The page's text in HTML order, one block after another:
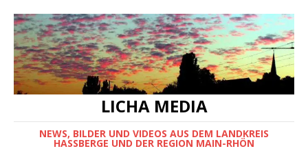
LICHA MEDIA
NEWS, BILDER UND VIDEOS AUS DEM LANDKREIS
HASSBERGE UND DER REGION MAIN-RHÖN